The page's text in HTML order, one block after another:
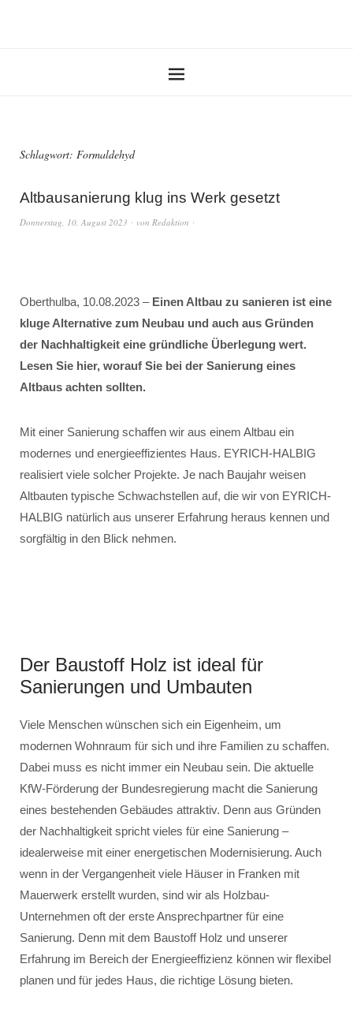
Schlagwort: Formaldehyd
Altbausanierung klug ins Werk gesetzt
Donnerstag, 10. August 2023 von Redaktion
Oberthulba, 10.08.2023 – Einen Altbau zu sanieren ist eine
kluge Alternative zum Neubau und auch aus Gründen
der Nachhaltigkeit eine gründliche Überlegung wert.
Lesen Sie hier, worauf Sie bei der Sanierung eines
Altbaus achten sollten.
Mit einer Sanierung schaffen wir aus einem Altbau ein
modernes und energieeffizientes Haus. EYRICH-HALBIG
realisiert viele solcher Projekte. Je nach Baujahr weisen
Altbauten typische Schwachstellen auf, die wir von EYRICH-
HALBIG natürlich aus unserer Erfahrung heraus kennen und
sorgfältig in den Blick nehmen.
Der Baustoff Holz ist ideal für
Sanierungen und Umbauten
Viele Menschen wünschen sich ein Eigenheim, um
modernen Wohnraum für sich und ihre Familien zu schaffen.
Dabei muss es nicht immer ein Neubau sein. Die aktuelle
KfW-Förderung der Bundesregierung macht die Sanierung
eines bestehenden Gebäudes attraktiv. Denn aus Gründen
der Nachhaltigkeit spricht vieles für eine Sanierung –
idealerweise mit einer energetischen Modernisierung. Auch
wenn in der Vergangenheit viele Häuser in Franken mit
Mauerwerk erstellt wurden, sind wir als Holzbau-
Unternehmen oft der erste Ansprechpartner für eine
Sanierung. Denn mit dem Baustoff Holz und unserer
Erfahrung im Bereich der Energieeffizienz können wir flexibel
planen und für jedes Haus, die richtige Lösung bieten.